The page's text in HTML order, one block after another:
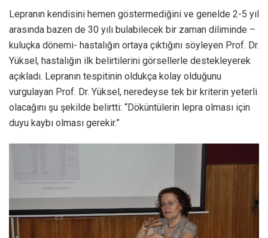
Lepranın kendisini hemen göstermediğini ve genelde 2-5 yıl
arasında bazen de 30 yılı bulabilecek bir zaman diliminde –
kuluçka dönemi- hastalığın ortaya çıktığını söyleyen Prof. Dr.
Yüksel, hastalığın ilk belirtilerini görsellerle destekleyerek
açıkladı. Lepranın tespitinin oldukça kolay olduğunu
vurgulayan Prof. Dr. Yüksel, neredeyse tek bir kriterin yeterli
olacağını şu şekilde belirtti: “Döküntülerin lepra olması için
duyu kaybı olması gerekir.”